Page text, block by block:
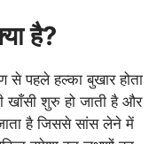
है?
पहले हल्का बुखार होता
खाँसी शुरु हो जाती है और
है जिससे सांस लेने में